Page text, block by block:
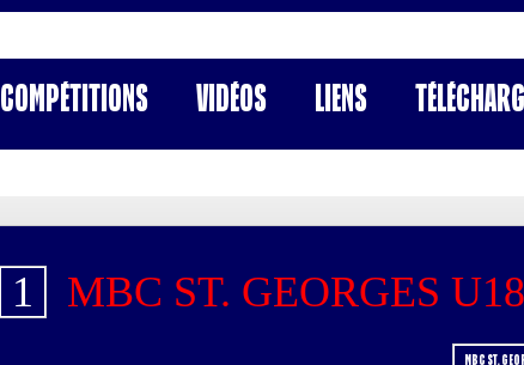
Compétitions Vidéos Liens
1 MBC ST. GEORGES U18
MBC ST.